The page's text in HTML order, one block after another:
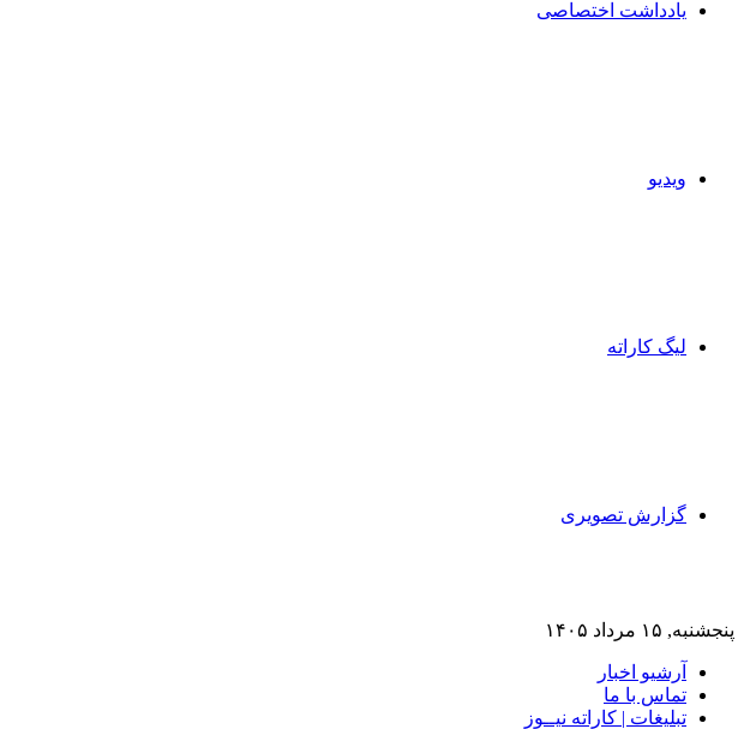
یادداشت اختصاصی
ویدیو
لیگ کاراته
گزارش تصویری
پنجشنبه, ۱۵ مرداد ۱۴۰۵
آرشیو اخبار
تماس‌ با‌ ما
تبلیغات | کاراته نیــوز